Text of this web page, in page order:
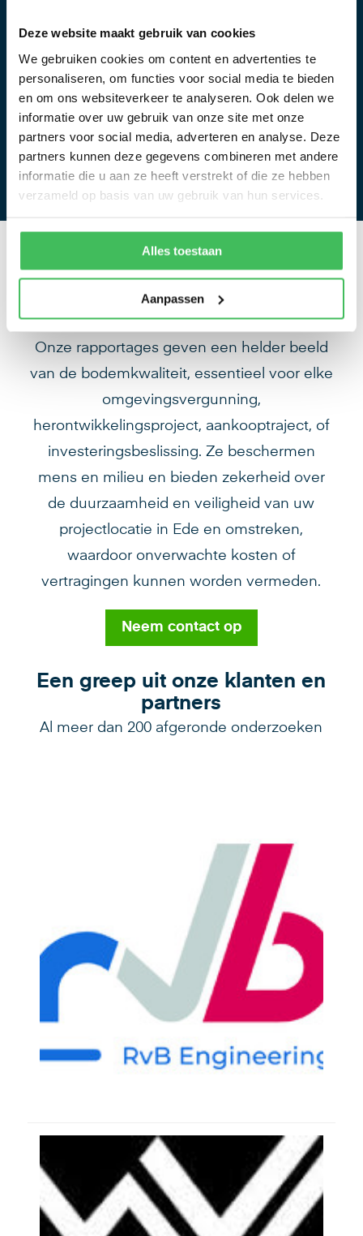
Deze website maakt gebruik van cookies
We gebruiken cookies om content en advertenties te
personaliseren, om functies voor social media te bieden
en om ons websiteverkeer te analyseren. Ook delen we
informatie over uw gebruik van onze site met onze
partners voor social media, adverteren en analyse. Deze
partners kunnen deze gegevens combineren met andere
informatie die u aan ze heeft verstrekt of die ze hebben
verzameld op basis van uw gebruik van hun services.
Alles toestaan
Aanpassen
Max. bestandsgrootte: 512 MB, Max. aantal
bestanden: 20.
Verstuur uw aanvraag
Waarom
bodemonderzoek in Ede?
Onze rapportages geven een helder beeld
van de bodemkwaliteit, essentieel voor elke
omgevingsvergunning,
herontwikkelingsproject, aankooptraject, of
investeringsbeslissing. Ze beschermen
mens en milieu en bieden zekerheid over
de duurzaamheid en veiligheid van uw
projectlocatie in Ede en omstreken,
waardoor onverwachte kosten of
vertragingen kunnen worden vermeden.
Neem contact op
Een greep uit onze klanten en
partners
Al meer dan 200 afgeronde onderzoeken